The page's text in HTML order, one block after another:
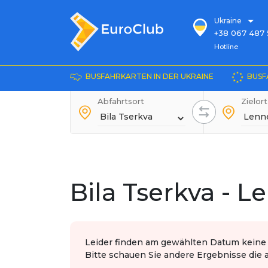
Ukraine
+38 067 487
Hotline
die Auskunft
+38 044
+38 067 240
Hotline
BUSFAHRKARTEN IN DER UKRAINE
Abfahrtsort Zielort
Bila Tserkva -
Leider finden am gewählten Datum
Bitte schauen Sie andere Ergebnisse die